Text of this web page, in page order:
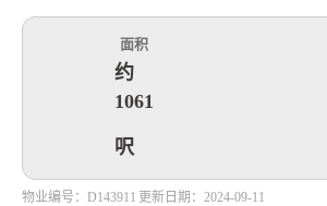
面积
约
1061
呎
物业编号：D143911 更新日期：2024-09-11